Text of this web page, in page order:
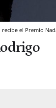
el Premio